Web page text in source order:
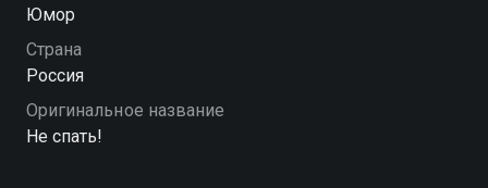
Варнава. Кто сразит соперника словом и уйдёт с
победой — узнаешь на ринге, где правила никто не
обещал. «Не спать!» — смотрите онлайн в хорошем
Юмор
Страна
Россия
Оригинальное название
Не спать!